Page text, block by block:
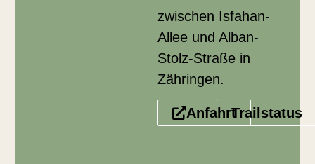
zwischen Isfahan-
Allee und Alban-
Stolz-Straße in
Zähringen.
AnfahrtTrailstatus